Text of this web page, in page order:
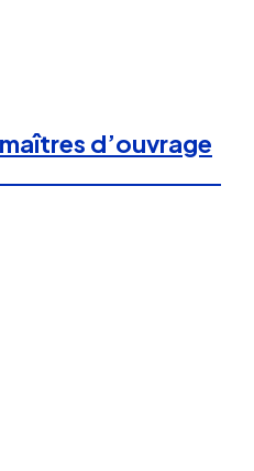
d’ouvrage